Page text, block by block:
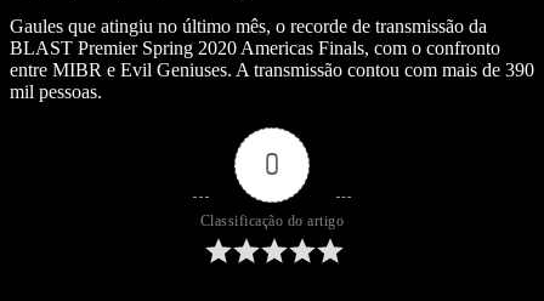
Gaules que atingiu no último mês, o recorde de transmissão da
BLAST Premier Spring 2020 Americas Finals, com o confronto
entre MIBR e Evil Geniuses. A transmissão contou com mais de 390
mil pessoas.
0
Classificação do artigo